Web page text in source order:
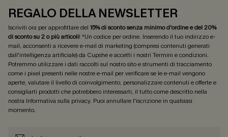
REGALO DELLA NEWSLETTER
Iscriviti ora per approfittare del 15% di sconto senza minimo d'ordine e del 20%
di sconto su 2 o più articoli! *Un codice per ordine. Inserendo il tuo indirizzo e-
mail, acconsenti a ricevere e-mail di marketing (compresi contenuti generati
dall'intelligenza artificiale) da Cupshe e accetti i nostri Termini e condizioni.
Potremmo utilizzare i dati raccolti sul nostro sito e strumenti di tracciamento
come i pixel presenti nelle nostre e-mail per verificare se le e-mail vengono
aperte, valutare il livello di coinvolgimento, personalizzare contenuti e offerte e
consigliarti prodotti che potrebbero interessarti, il tutto come descritto nella
nostra Informativa sulla privacy. Puoi annullare l'iscrizione in qualsiasi
momento.